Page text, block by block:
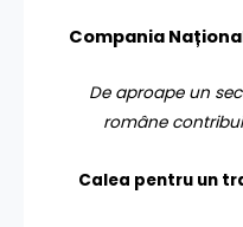
Compania
De aproape un
române
Calea pentru un